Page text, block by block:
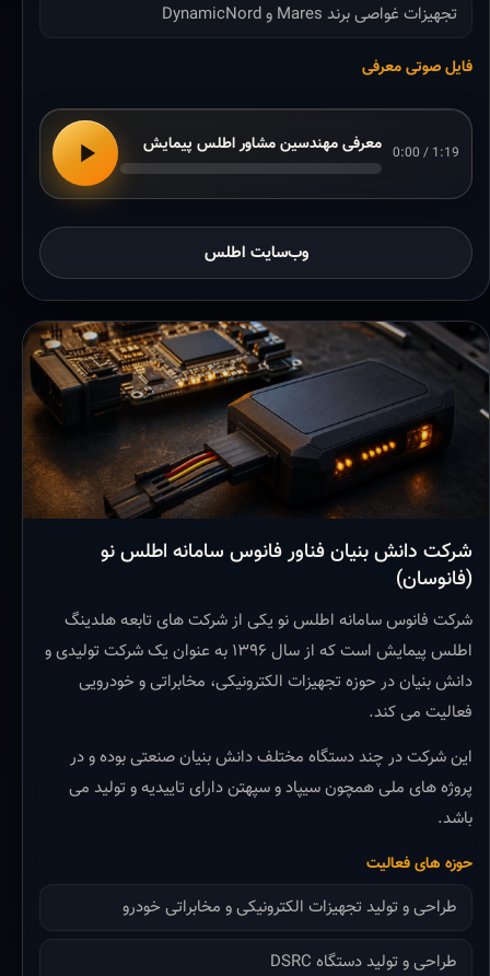
تجهیزات غواصی برند Mares و DynamicNord
فایل صوتی معرفی
0:00 / 1:19 معرفی مهندسین مشاور اطلس پیمایش
وب‌سایت اطلس
شرکت دانش بنیان فناور فانوس سامانه اطلس نو
(فانوسان)
شرکت فانوس سامانه اطلس نو یکی از شرکت های تابعه هلدینگ
اطلس پیمایش است که از سال ۱۳۹۶ به عنوان یک شرکت تولیدی و
دانش بنیان در حوزه تجهیزات الکترونیکی، مخابراتی و خودرویی
فعالیت می کند.
این شرکت در چند دستگاه مختلف دانش بنیان صنعتی بوده و در
پروژه های ملی همچون سیپاد و سپهتن دارای تاییدیه و تولید می
باشد.
حوزه های فعالیت
طراحی و تولید تجهیزات الکترونیکی و مخابراتی خودرو
طراحی و تولید دستگاه DSRC